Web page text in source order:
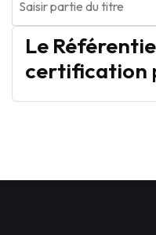
Le
certification